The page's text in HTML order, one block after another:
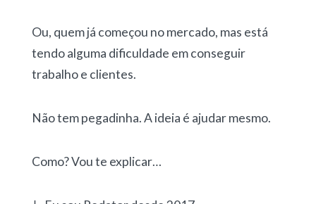
Ou, quem já começou no mercado, mas está
tendo alguma dificuldade em conseguir
trabalho e clientes.
Não tem pegadinha. A ideia é ajudar mesmo.
Como? Vou te explicar…